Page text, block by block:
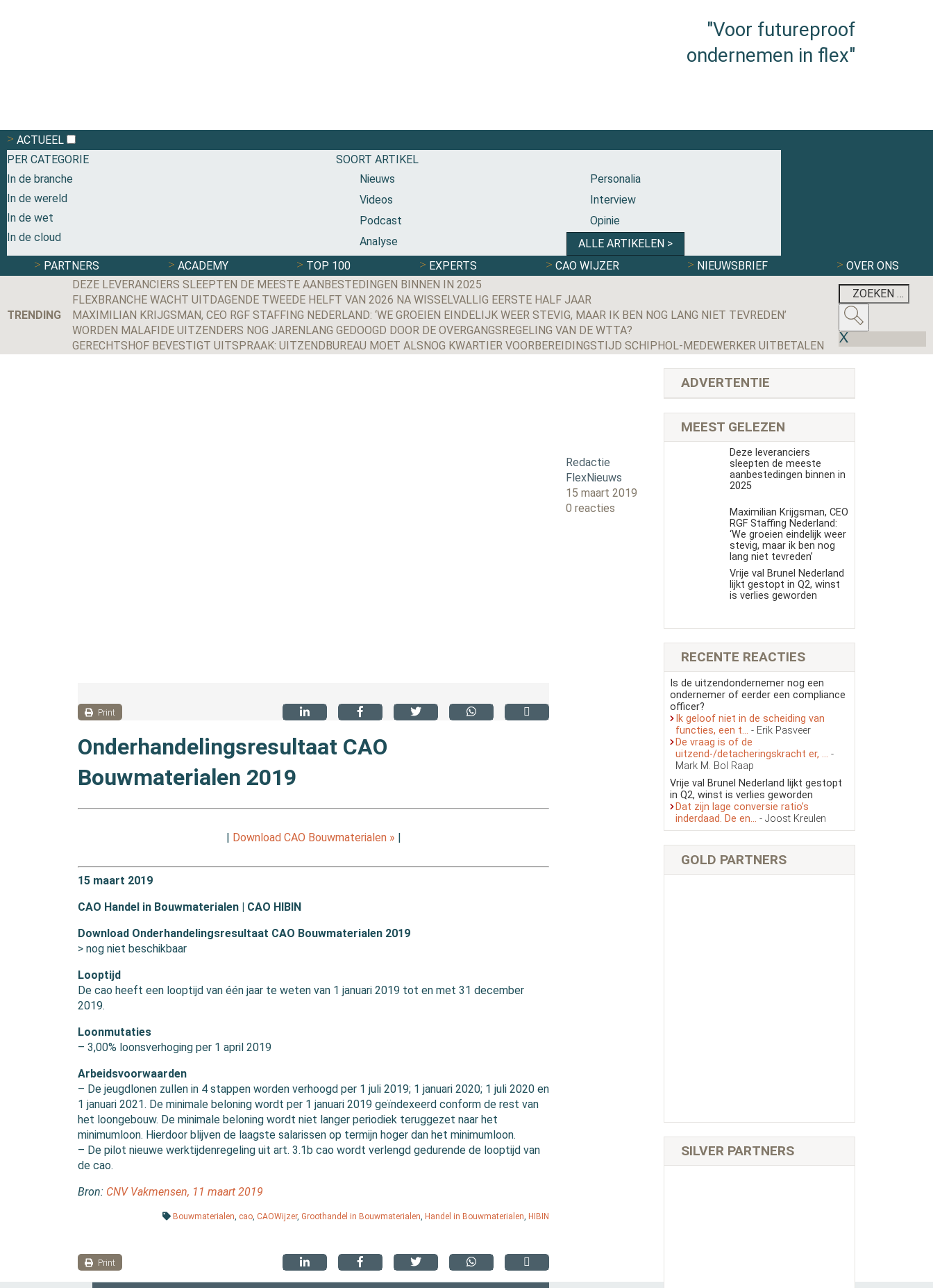
"Voor futureproof
ondernemen in flex"
ACTUEEL
PER CATEGORIE
In de branche
In de wereld
In de wet
In de cloud
SOORT ARTIKEL
Nieuws
Personalia
Videos
Interview
Podcast
Opinie
Analyse
ALLE ARTIKELEN >
PARTNERS
ACADEMY TOP 100 EXPERTS CAO WIJZER NIEUWSBRIEF OVER ONS
TRENDING
DEZE LEVERANCIERS SLEEPTEN DE MEESTE AANBESTEDINGEN BINNEN IN 2025
FLEXBRANCHE WACHT UITDAGENDE TWEEDE HELFT VAN 2026 NA WISSELVALLIG EERSTE HALF JAAR
MAXIMILIAN KRIJGSMAN, CEO RGF STAFFING NEDERLAND: ‘WE GROEIEN EINDELIJK WEER STEVIG, MAAR IK BEN NOG LANG NIET TEVREDEN’
WORDEN MALAFIDE UITZENDERS NOG JARENLANG GEDOOGD DOOR DE OVERGANGSREGELING VAN DE WTTA?
GERECHTSHOF BEVESTIGT UITSPRAAK: UITZENDBUREAU MOET ALSNOG KWARTIER VOORBEREIDINGSTIJD SCHIPHOL-MEDEWERKER UITBETALEN
Redactie
FlexNieuws
15 maart 2019
0 reacties
Print
Onderhandelingsresultaat CAO
Bouwmaterialen 2019
| Download CAO Bouwmaterialen » |
15 maart 2019
CAO Handel in Bouwmaterialen | CAO HIBIN
Download Onderhandelingsresultaat CAO Bouwmaterialen 2019
> nog niet beschikbaar
Looptijd
De cao heeft een looptijd van één jaar te weten van 1 januari 2019 tot en met 31 december
2019.
Loonmutaties
– 3,00% loonsverhoging per 1 april 2019
Arbeidsvoorwaarden
– De jeugdlonen zullen in 4 stappen worden verhoogd per 1 juli 2019; 1 januari 2020; 1 juli 2020 en
1 januari 2021. De minimale beloning wordt per 1 januari 2019 geïndexeerd conform de rest van
het loongebouw. De minimale beloning wordt niet langer periodiek teruggezet naar het
minimumloon. Hierdoor blijven de laagste salarissen op termijn hoger dan het minimumloon.
– De pilot nieuwe werktijdenregeling uit art. 3.1b cao wordt verlengd gedurende de looptijd van
de cao.
Bron: CNV Vakmensen, 11 maart 2019
Bouwmaterialen, cao,CAOWijzer,Groothandel in Bouwmaterialen, Handel in Bouwmaterialen, HIBIN
Print
ADVERTENTIE
MEEST GELEZEN
Deze leveranciers
sleepten de meeste
aanbestedingen binnen in
2025
Maximilian Krijgsman, CEO
RGF Staffing Nederland:
‘We groeien eindelijk weer
stevig, maar ik ben nog
lang niet tevreden’
Vrije val Brunel Nederland
lijkt gestopt in Q2, winst
is verlies geworden
RECENTE REACTIES
Is de uitzendondernemer nog een
ondernemer of eerder een compliance
officer?
Ik geloof niet in de scheiding van
functies, een t... - Erik Pasveer
De vraag is of de
uitzend-/detacheringskracht er, ... -
Mark M. Bol Raap
Vrije val Brunel Nederland lijkt gestopt
in Q2, winst is verlies geworden
Dat zijn lage conversie ratio’s
inderdaad. De en... - Joost Kreulen
GOLD PARTNERS
SILVER PARTNERS